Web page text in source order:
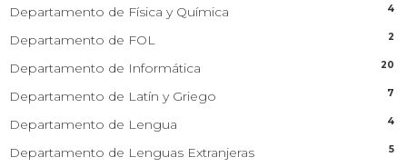
Departamento de Física y Química 4
Departamento de FOL 2
Departamento de Informática 20
Departamento de Latín y Griego 7
Departamento de Lengua 4
Departamento de Lenguas Extranjeras 5